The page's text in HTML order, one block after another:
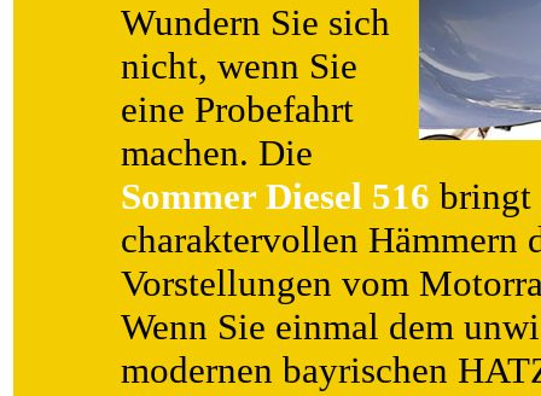
Wundern Sie sich
nicht, wenn Sie
eine Probefahrt
machen. Die
Sommer Diesel 516 bringt
charaktervollen Hämmern
Vorstellungen vom
Wenn Sie einmal dem
modernen bayrischen